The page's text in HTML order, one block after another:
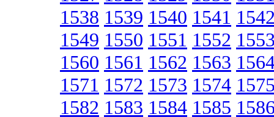
1538 1539 1540 1541
1549 1550 1551 1552
1560 1561 1562 1563
1571 1572 1573 1574
1582 1583 1584 1585